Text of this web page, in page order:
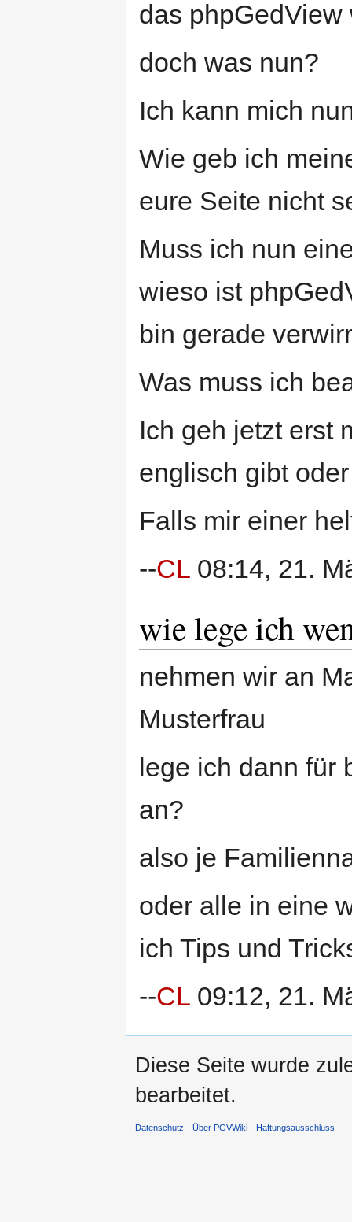
das
doch was nun?
Ich kann mich
Wie geb ich
eure Seite nicht
Muss ich nun
wieso ist
bin gerade
Was muss ich
Ich geh jetzt erst
englisch gibt
Falls mir einer
--CL 08:14, 21.
wie lege ich
nehmen wir an
Musterfrau
lege ich dann für
an?
also je
oder alle in eine
ich Tips und
--CL 09:12, 21.
Diese Seite wurde
bearbeitet.
Datenschutz Über PGVWiki Haftungsausschluss